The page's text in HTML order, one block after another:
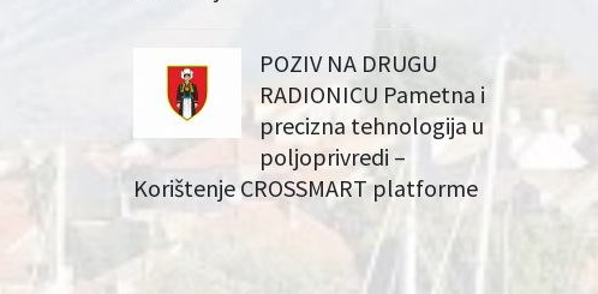
POZIV NA DRUGU
RADIONICU Pametna i
precizna tehnologija u
poljoprivredi –
Korištenje CROSSMART platforme